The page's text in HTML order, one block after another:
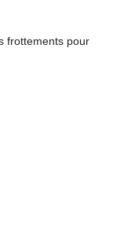
frottements pour